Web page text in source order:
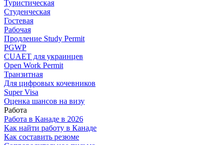
Туристическая
Студенческая
Гостевая
Рабочая
Продление Study Permit
PGWP
CUAET для украинцев
Open Work Permit
Транзитная
Для цифровых кочевников
Super Visa
Оценка шансов на визу
Работа
Работа в Канаде в 2026
Как найти работу в Канаде
Как составить резюме